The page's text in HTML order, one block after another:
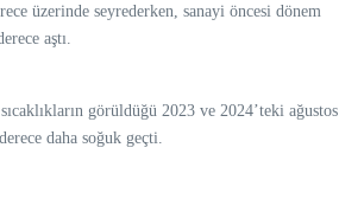
üzerinde seyrederken, sanayi öncesi dönem
aştı.
görüldüğü 2023 ve 2024’teki ağustos
daha soğuk geçti.